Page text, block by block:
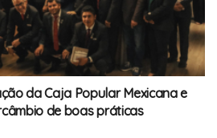
da Caja Popular Mexicana e
de boas práticas